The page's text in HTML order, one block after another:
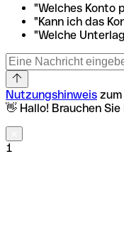
"Welches Konto
"Kann ich das
"Welche
Nutzungshinweis
👋 Hallo! Brauchen Sie
1